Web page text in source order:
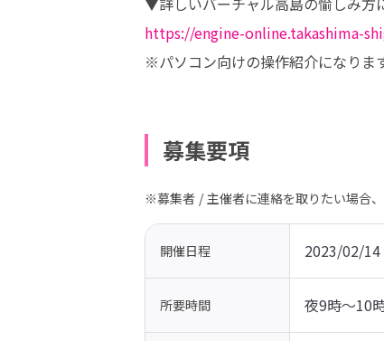
https://engine-online.takashima-
※パソコン向けの操作紹介になります
募集要項
※募集者 / 主催者に連絡を取りたい場合
開催日程 2023/02/
所要時間 夜9時～10